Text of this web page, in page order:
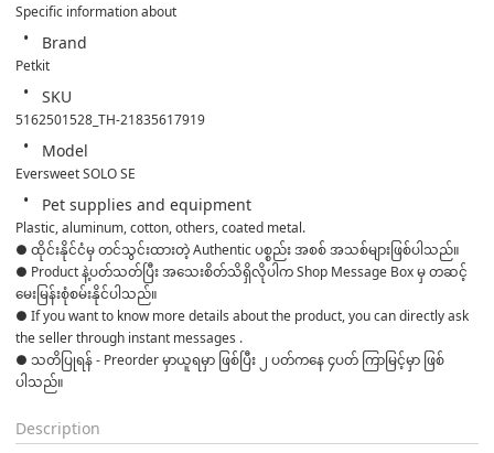
Specific information about
Brand
Petkit
SKU
5162501528_TH-21835617919
Model
Eversweet SOLO SE
Pet supplies and equipment
Plastic, aluminum, cotton, others, coated metal.
● ထိုင်းနိုင်ငံမှ တင်သွင်းထားတဲ့ Authentic ပစ္စည်း အစစ် အသစ်များဖြစ်ပါသည်။
● Product နဲ့ပတ်သတ်ပြီး အသေးစိတ်သိရှိလိုပါက Shop Message Box မှ တဆင့်
မေးမြန်းစုံစမ်းနိုင်ပါသည်။
● If you want to know more details about the product, you can directly ask
the seller through instant messages .
● သတိပြုရန် - Preorder မှာယူရမှာ ဖြစ်ပြီး ၂ ပတ်ကနေ ၄ပတ် ကြာမြင့်မှာ ဖြစ်
ပါသည်။
Description